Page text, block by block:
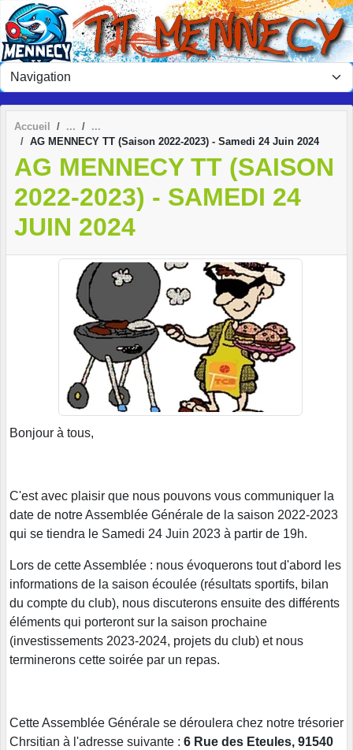
Accueil
AG MENNECY TT (Saison 2022-2023) - Samedi 24 Juin 2024
AG MENNECY TT (SAISON
2022-2023) - SAMEDI 24
JUIN 2024
Bonjour à tous,
C'est avec plaisir que nous pouvons vous communiquer la
date de notre Assemblée Générale de la saison 2022-2023
qui se tiendra le Samedi 24 Juin 2023 à partir de 19h.
Lors de cette Assemblée : nous évoquerons tout d'abord les
informations de la saison écoulée (résultats sportifs, bilan
du compte du club), nous discuterons ensuite des différents
éléments qui porteront sur la saison prochaine
(investissements 2023-2024, projets du club) et nous
terminerons cette soirée par un repas.
Cette Assemblée Générale se déroulera chez notre trésorier
Chrsitian à l'adresse suivante : 6 Rue des Eteules, 91540
Panneau de gestion des cookies